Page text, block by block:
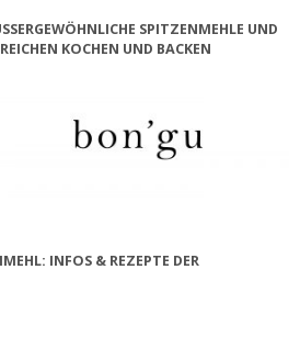
SPITZENMEHLE UND V
KOCHEN UND BACKEN
INFOS & REZEPTE DER